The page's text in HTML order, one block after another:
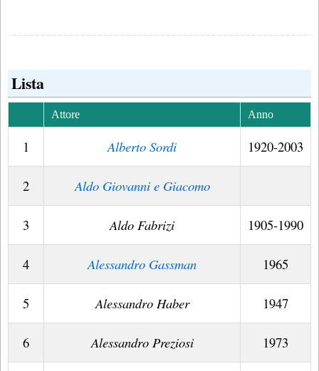
Lista
Attore Anno
1 Alberto Sordi 1920-2003
2 Aldo Giovanni e Giacomo
3 Aldo Fabrizi 1905-1990
4 Alessandro Gassman 1965
5 Alessandro Haber 1947
6 Alessandro Preziosi 1973